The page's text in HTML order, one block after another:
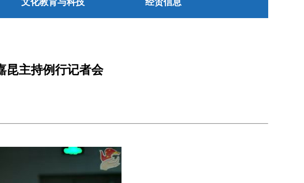
文化教育与科技 经贸信息
昆主持例行记者会